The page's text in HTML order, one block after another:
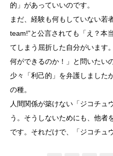
的」があっていいのです。
まだ、経験も何もしていない若
team!”と公言されても「え？本
てしまう屈折した自分がいます
何ができるのか！」と問いたい
少々「利己的」を弁護しました
の種。
人間関係が築けない「ジコチュ
う。そうしないためにも、他者
です。それだけで、「ジコチュ